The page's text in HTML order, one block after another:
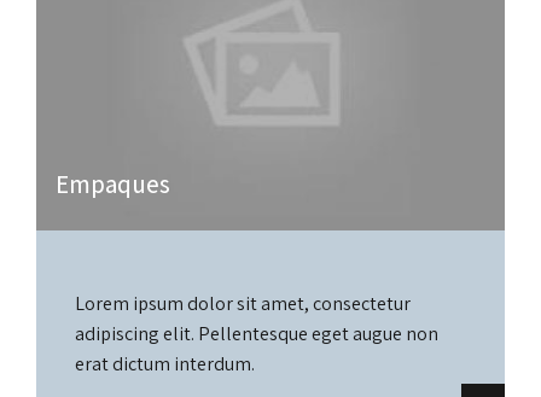
Empaques
Lorem ipsum dolor sit amet, consectetur
adipiscing elit. Pellentesque eget augue non
erat dictum interdum.